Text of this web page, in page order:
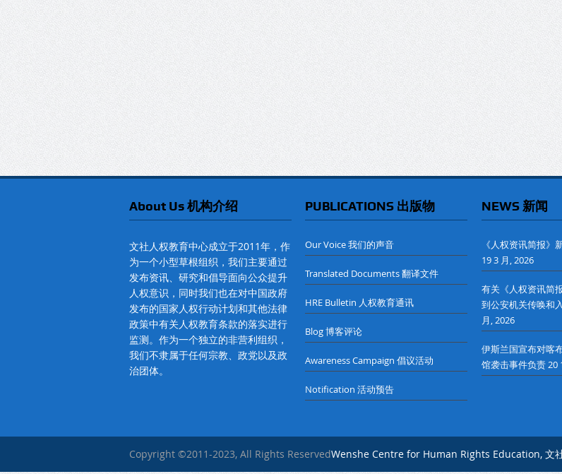
About Us 机构介绍
文社人权教育中心成立于2011年，作
为一个小型草根组织，我们主要通过
发布资讯、研究和倡导面向公众提升
人权意识，同时我们也在对中国政府
发布的国家人权行动计划和其他法律
政策中有关人权教育条款的落实进行
监测。作为一个独立的非营利组织，
我们不隶属于任何宗教、政党以及政
治团体。
PUBLICATIONS 出版物
Our Voice 我们的声音
Translated Documents 翻译文件
HRE Bulletin 人权教育通讯
Blog 博客评论
Awareness Campaign 倡议活动
Notification 活动预告
NEWS 新闻
《人权资讯简报》
19 3 月, 2026
有关《人权资讯简
到公安机关传唤和
月, 2026
伊斯兰国宣布对喀
馆袭击事件负责20
Copyright ©2011-2023, All Rights ReservedWenshe Centre for Human Rights Education, 文